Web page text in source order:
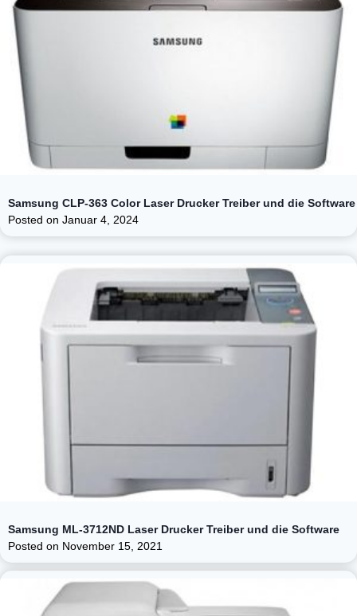
Samsung CLP-363 Color Laser Drucker Treiber und die Software
Posted on Januar 4, 2024
Samsung ML-3712ND Laser Drucker Treiber und die Software
Posted on November 15, 2021